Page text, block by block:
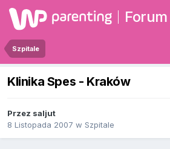
Forum
Szpitale
Klinika Spes - Kraków
Przez saljut
8 Listopada 2007 w Szpitale